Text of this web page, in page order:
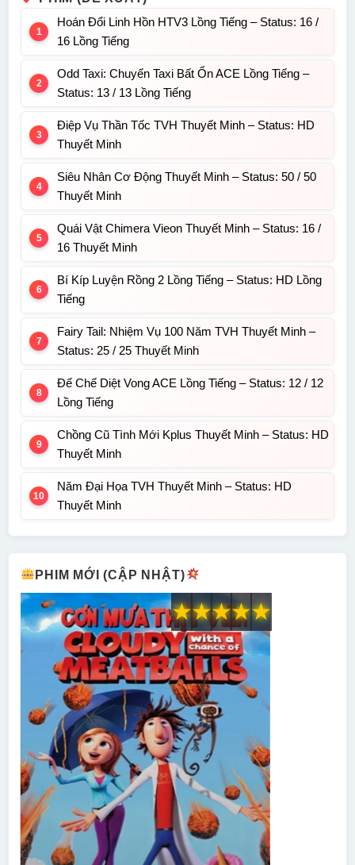
Hoán Đổi Linh Hồn HTV3 Lồng Tiếng – Status: 16 /
16 Lồng Tiếng
Odd Taxi: Chuyến Taxi Bất Ổn ACE Lồng Tiếng –
Status: 13 / 13 Lồng Tiếng
Điệp Vụ Thần Tốc TVH Thuyết Minh – Status: HD
Thuyết Minh
Siêu Nhân Cơ Động Thuyết Minh – Status: 50 / 50
Thuyết Minh
Quái Vật Chimera Vieon Thuyết Minh – Status: 16 /
16 Thuyết Minh
Bí Kíp Luyện Rồng 2 Lồng Tiếng – Status: HD Lồng
Tiếng
Fairy Tail: Nhiệm Vụ 100 Năm TVH Thuyết Minh –
Status: 25 / 25 Thuyết Minh
Đế Chế Diệt Vong ACE Lồng Tiếng – Status: 12 / 12
Lồng Tiếng
Chồng Cũ Tình Mới Kplus Thuyết Minh – Status: HD
Thuyết Minh
Năm Đại Họa TVH Thuyết Minh – Status: HD
Thuyết Minh
PHIM MỚI (CẬP NHẬT)
★
★
★
★
★